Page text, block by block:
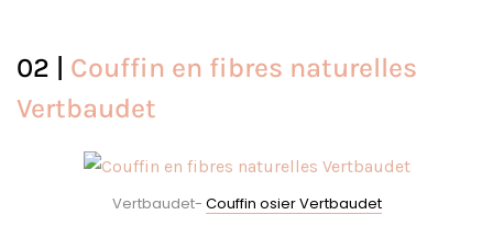
02 | Couffin en fibres naturelles
Vertbaudet
Vertbaudet- Couffin osier Vertbaudet